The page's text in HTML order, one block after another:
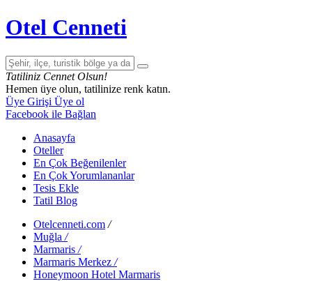
Otel Cenneti
Tatiliniz Cennet Olsun!
Hemen üye olun, tatilinize renk katın.
Üye Girişi Üye ol
Facebook ile Bağlan
Anasayfa
Oteller
En Çok Beğenilenler
En Çok Yorumlananlar
Tesis Ekle
Tatil Blog
Otelcenneti.com /
Muğla /
Marmaris /
Marmaris Merkez /
Honeymoon Hotel Marmaris